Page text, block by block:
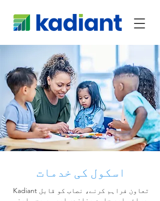
اسکول کی خدمات
Kadiant تعاون فراہم کرنے، نصاب کو قابل